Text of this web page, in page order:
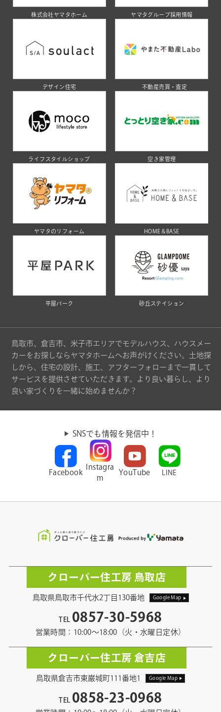
株式会社ヤマタホーム ヤマタグループ採用情報
デザイン住宅 不動産売買・査定
ライフスタイルショップ 空き家管理
ヤマタのリフォーム HOME＆BASE
平屋パーク 砂丘ステイション
鳥取市、倉吉市、米子市エリアでモデルハウス、ハウスメー
カーをお探しならヤマタホームへお声がけください。土地探
しから、住宅の設計、施工、アフターフォローまで一貫して
サービスを提供させていただきます。より良い暮らし、より
良い家づくりを一緒に始めませんか？
SNSでも情報を発信中！
Facebook
Instagra
m
YouTube LINE
クローバー住工房 鳥取店
鳥取県鳥取市千代水2丁目130番地 Google Map
TEL 0857-30-5968
営業時間：10:00〜18:00（火・水曜日定休）
クローバー住工房 倉吉店
鳥取県倉吉市東巌城町111番地1 Google Map
TEL 0858-23-0968